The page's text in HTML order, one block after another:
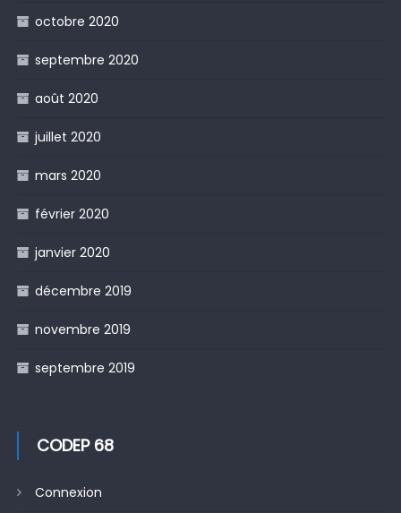
octobre 2020
septembre 2020
août 2020
juillet 2020
mars 2020
février 2020
janvier 2020
décembre 2019
novembre 2019
septembre 2019
CODEP 68
Connexion